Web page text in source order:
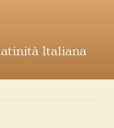
Italiana